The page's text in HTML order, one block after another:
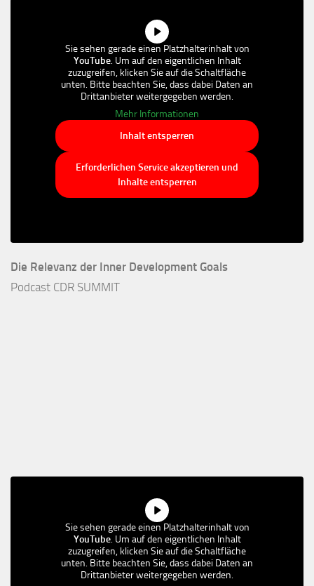
Sie sehen gerade einen Platzhalterinhalt von
YouTube. Um auf den eigentlichen Inhalt
zuzugreifen, klicken Sie auf die Schaltfläche
unten. Bitte beachten Sie, dass dabei Daten an
Drittanbieter weitergegeben werden.
Mehr Informationen
Inhalt entsperren
Erforderlichen Service akzeptieren und
Inhalte entsperren
Die Relevanz der Inner Development Goals
Podcast CDR SUMMIT
Sie sehen gerade einen Platzhalterinhalt von
YouTube. Um auf den eigentlichen Inhalt
zuzugreifen, klicken Sie auf die Schaltfläche
unten. Bitte beachten Sie, dass dabei Daten an
Drittanbieter weitergegeben werden.